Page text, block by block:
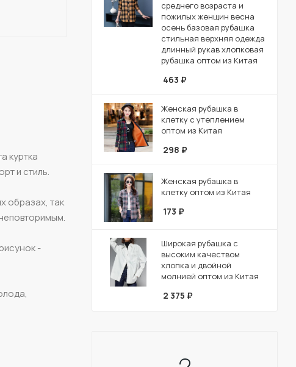
куртка
и стиль.
образах, так
-
среднего возраста и
пожилых женщин весна
осень базовая рубашка
стильная верхняя одежда
длинный рукав хлопковая
рубашка оптом из Китая
463 ₽
Женская рубашка в
клетку с утеплением
оптом из Китая
298 ₽
Женская рубашка в
клетку оптом из Китая
173 ₽
Широкая рубашка с
высоким качеством
хлопка и двойной
молнией оптом из Китая
2 375 ₽